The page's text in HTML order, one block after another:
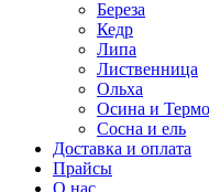
Береза
Кедр
Липа
Лиственница
Ольха
Осина и
Сосна и ель
Доставка и оплата
Прайсы
О нас